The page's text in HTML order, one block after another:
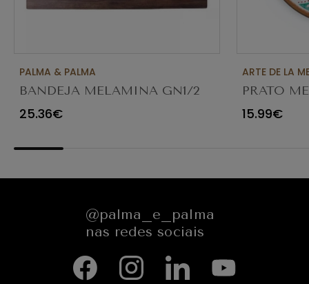
PALMA & PALMA
BANDEJA MELAMINA GN1/2
OAK 1210WER5
25.36€
ARTE DE LA
PRATO
Ø26.7CM
15.99€
@palma_e_palma
nas redes sociais